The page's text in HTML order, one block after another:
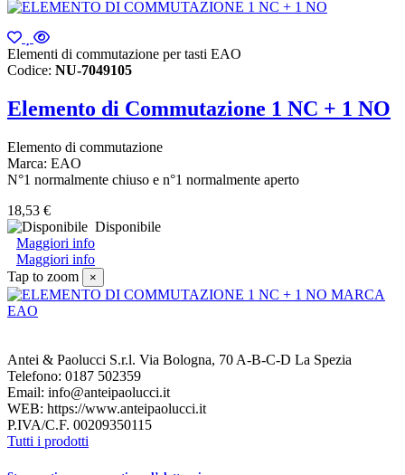
Elementi di commutazione per tasti EAO
Codice: NU-7049105
Elemento di Commutazione 1 NC + 1 NO
Elemento di commutazione
Marca: EAO
N°1 normalmente chiuso e n°1 normalmente aperto
18,53 €
Disponibile
Maggiori info
Maggiori info
Tap to zoom
×
Antei & Paolucci S.r.l. Via Bologna, 70 A-B-C-D La Spezia
Telefono: 0187 502359
Email: info@anteipaolucci.it
WEB: https://www.anteipaolucci.it
P.IVA/C.F. 00209350115
Tutti i prodotti